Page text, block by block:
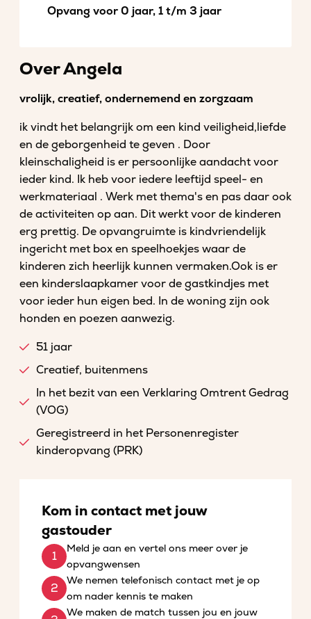
Opvang voor 0 jaar, 1 t/m 3 jaar
Over Angela
vrolijk, creatief, ondernemend en zorgzaam
ik vindt het belangrijk om een kind veiligheid,liefde
en de geborgenheid te geven . Door
kleinschaligheid is er persoonlijke aandacht voor
ieder kind. Ik heb voor iedere leeftijd speel- en
werkmateriaal . Werk met thema's en pas daar ook
de activiteiten op aan. Dit werkt voor de kinderen
erg prettig. De opvangruimte is kindvriendelijk
ingericht met box en speelhoekjes waar de
kinderen zich heerlijk kunnen vermaken.Ook is er
een kinderslaapkamer voor de gastkindjes met
voor ieder hun eigen bed. In de woning zijn ook
honden en poezen aanwezig.
51 jaar
Creatief, buitenmens
In het bezit van een Verklaring Omtrent Gedrag
(VOG)
Geregistreerd in het Personenregister
kinderopvang (PRK)
Kom in contact met jouw
gastouder
Meld je aan en vertel ons meer over je
opvangwensen
We nemen telefonisch contact met je op
om nader kennis te maken
We maken de match tussen jou en jouw